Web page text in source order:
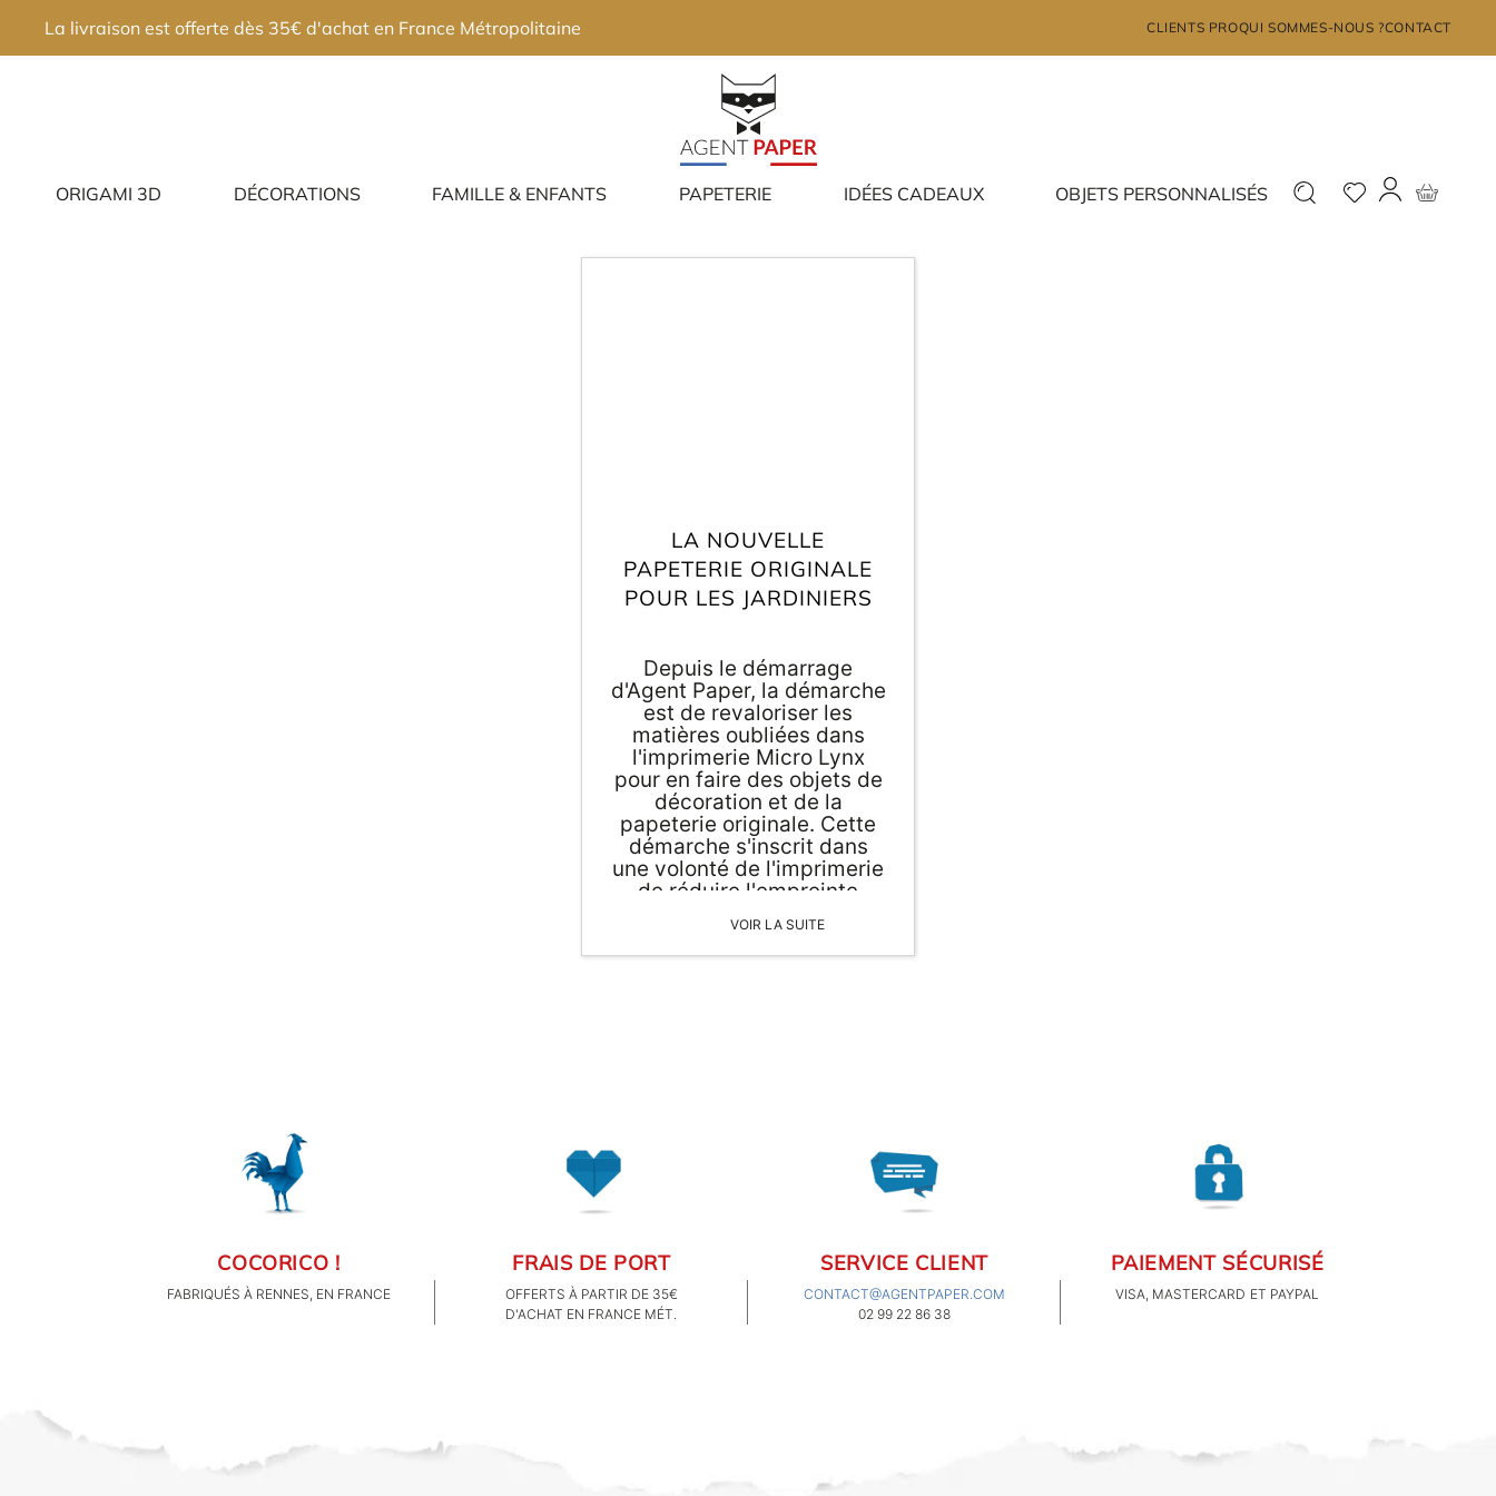
ORIGAMI 3D DÉCORATIONS FAMILLE & ENFANTS PAPETERIE IDÉES CADEAUX OBJETS PERSONNALISÉS
La livraison est offerte dès 35€ d'achat en France Métropolitaine CLIENTS PROQUI SOMMES-NOUS ?CONTACT
LA NOUVELLE
PAPETERIE ORIGINALE
POUR LES JARDINIERS
Depuis le démarrage
d'Agent Paper, la démarche
est de revaloriser les
matières oubliées dans
l'imprimerie Micro Lynx
pour en faire des objets de
décoration et de la
papeterie originale. Cette
démarche s'inscrit dans
une volonté de l'imprimerie
de réduire l'empreinte
écologique de son activité.
Pour aller encore plus loin
dans cette démarche,
VOIR LA SUITE
×
Déjà inscrit ? Nouveau ?
×
COCORICO !
FABRIQUÉS À RENNES, EN FRANCE
FRAIS DE PORT
OFFERTS À PARTIR DE 35€
D'ACHAT EN FRANCE MÉT.
SERVICE CLIENT
CONTACT@AGENTPAPER.COM
02 99 22 86 38
PAIEMENT SÉCURISÉ
VISA, MASTERCARD ET PAYPAL